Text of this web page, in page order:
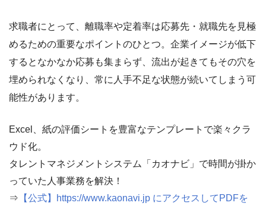
求職者にとって、離職率や定着率は応募先・就職先を見極
めるための重要なポイントのひとつ。企業イメージが低下
するとなかなか応募も集まらず、流出が起きてもその穴を
埋められなくなり、常に人手不足な状態が続いてしまう可
能性があります。
Excel、紙の評価シートを豊富なテンプレートで楽々クラ
ウド化。
タレントマネジメントシステム「カオナビ」で時間が掛か
っていた人事業務を解決！
⇒ 【公式】https://www.kaonavi.jp にアクセスしてPDFを